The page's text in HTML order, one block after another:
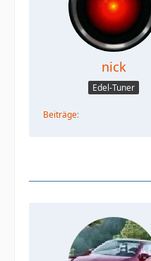
nick
Edel-Tuner
Beiträge